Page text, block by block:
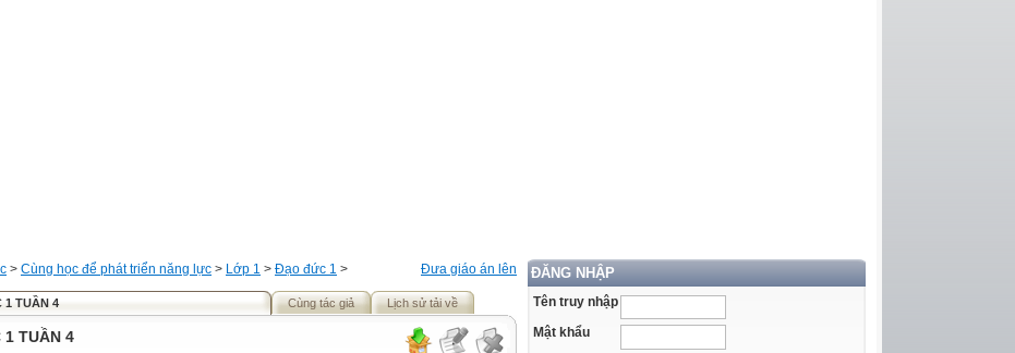
ĐĂNG NHẬP
Tên truy nhập
Mật khẩu
Đưa giáo án lên
> Cùng học để phát triển năng lực > Lớp 1 > Đạo đức 1 >
TUẦN 4 Cùng tác giả Lịch sử tải về
TUẦN 4